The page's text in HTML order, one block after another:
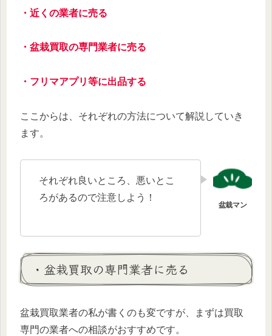
・近くの業者に売る
・盆栽買取の専門業者に売る
・フリマアプリ等に出品する
ここからは、それぞれの方法について解説していき
ます。
それぞれ良いところ、悪いとこ
ろがあるので注意しよう！
・盆栽買取の専門業者に売る
盆栽買取業者の私が書くのも変ですが、まずは買取
専門の業者への相談がおすすめです。